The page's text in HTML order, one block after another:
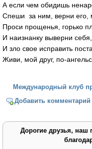
А если чем обидишь
Спеши за ним, верни его,
Проси прощенья, горько
И наизнанку выверни себя,
И зло свое исправить
Живи, мой друг, по-
Международный клуб
Добавить комментарий
Дорогие друзья, наш